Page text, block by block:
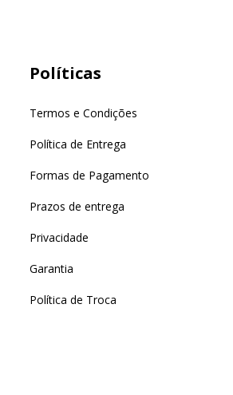
Políticas
Termos e Condições
Política de Entrega
Formas de Pagamento
Prazos de entrega
Privacidade
Garantia
Política de Troca